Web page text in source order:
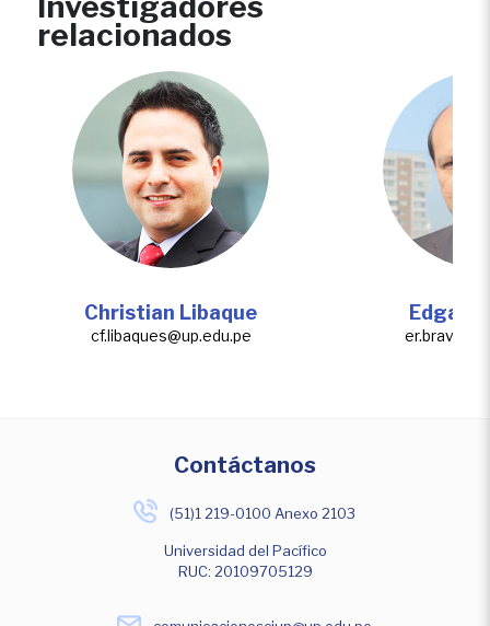
relacionados
Christian Libaque
cf.libaques@up.edu.pe
Contáctanos
(51)1 219-0100 Anexo 2103
Universidad del Pacífico
RUC: 20109705129